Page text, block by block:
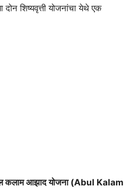
शिष्यवृत्ती योजनांचा येथे एक
कलाम आझाद योजना (Abul Kalam